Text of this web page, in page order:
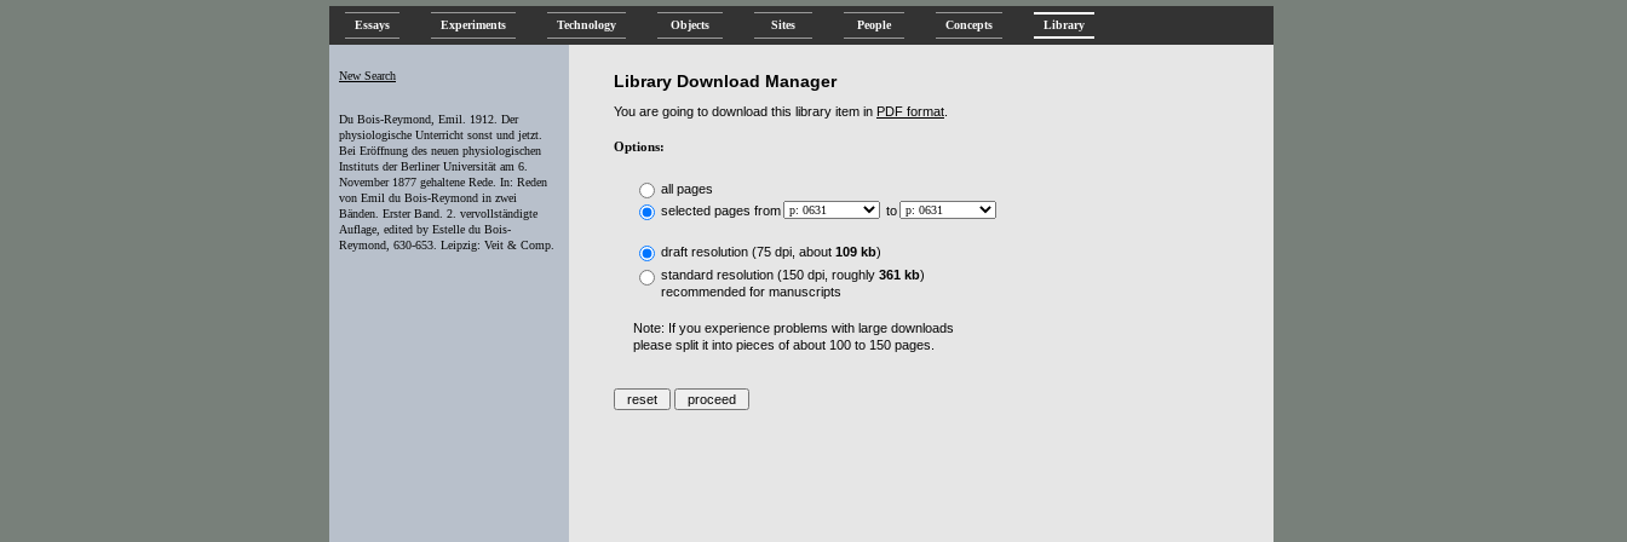
Essays Experiments Technology Objects Sites People Concepts Library
New Search
Du Bois-Reymond, Emil. 1912. Der
physiologische Unterricht sonst und jetzt.
Bei Eröffnung des neuen physiologischen
Instituts der Berliner Universität am 6.
November 1877 gehaltene Rede. In: Reden
von Emil du Bois-Reymond in zwei
Bänden. Erster Band. 2. vervollständigte
Auflage, edited by Estelle du Bois-
Reymond, 630-653. Leipzig: Veit & Comp.
Library Download Manager
You are going to download this library item in PDF format
Options:
all pages
selected pages from
to
draft resolution (75 dpi, about 109 kb)
standard resolution (150 dpi, roughly 361 kb)
recommended for manuscripts
Note: If you experience problems with large downloads
please split it into pieces of about 100 to 150 pages.